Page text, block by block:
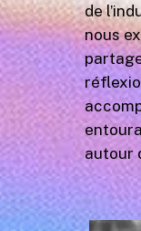
de
nous
autour